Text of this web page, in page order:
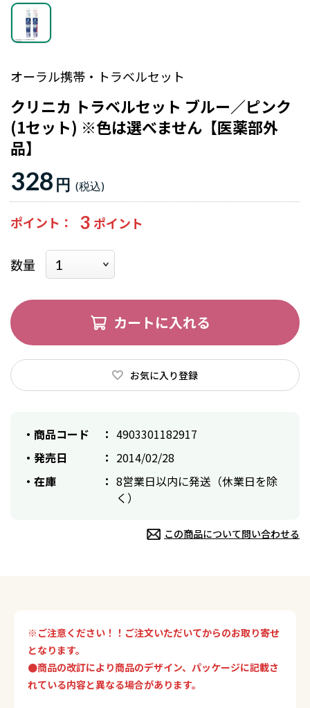
オーラル携帯・トラベルセット
クリニカ トラベルセット ブルー／ピンク
(1セット) ※色は選べません【医薬部外
品】
328 円
ポイント 3
数量
カートに入れる
お気に入り登録
商品コード
4903301182917
発売日
2014/02/28
在庫
8営業日以内に発送（休業日を除
く）
この商品について問い合わせる
※ご注意ください！！ご注文いただいてからのお取り寄せ
となります。
●商品の改訂により商品のデザイン、パッケージに記載さ
れている内容と異なる場合があります。